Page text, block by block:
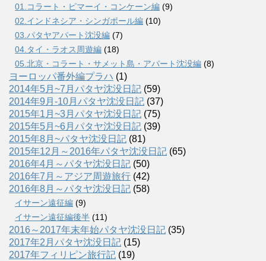
01.コラート・ピマーイ・コンケーン編 (9)
02.インドネシア・シンガポール編 (10)
03.パタヤアパート沈没編 (7)
04.タイ・ラオス周遊編 (18)
05.北京・コラート・サメット島・アパート沈没編 (8)
ヨーロッパ番外編プラハ (1)
2014年5月~7月パタヤ沈没日記 (59)
2014年9月-10月パタヤ沈没日記 (37)
2015年1月~3月パタヤ沈没日記 (75)
2015年5月~6月パタヤ沈没日記 (39)
2015年8月~パタヤ沈没日記 (81)
2015年12月～2016年パタヤ沈没日記 (65)
2016年4月～パタヤ沈没日記 (50)
2016年7月～アジア周遊旅行 (42)
2016年8月～パタヤ沈没日記 (58)
イサーン遠征編 (9)
イサーン遠征編後半 (11)
2016～2017年末年始パタヤ沈没日記 (35)
2017年2月パタヤ沈没日記 (15)
2017年フィリピン旅行記 (19)